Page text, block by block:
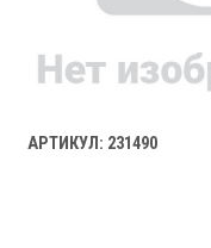
АРТИКУЛ: 231490